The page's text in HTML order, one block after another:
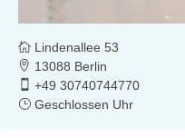
Lindenallee 53
13088 Berlin
+49 30740744770
Geschlossen Uhr